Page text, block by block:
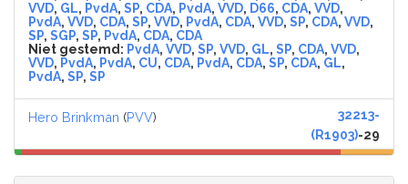
VVD, GL, PvdA, SP, CDA, PvdA, VVD, D66, CDA, VVD,
PvdA, VVD, CDA, SP, VVD, PvdA, CDA, VVD, SP, CDA, VVD,
SP, SGP, SP, PvdA, CDA, CDA
Niet gestemd: PvdA, VVD, SP, VVD, GL, SP, CDA, VVD,
VVD, PvdA, PvdA, CU, CDA, PvdA, CDA, SP, CDA, GL,
PvdA, SP, SP
Hero Brinkman (PVV)
32213-
(R1903)-29